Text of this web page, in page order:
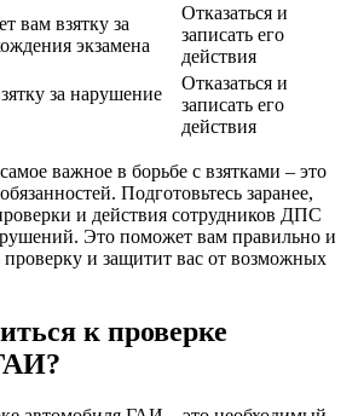
вам взятку за
экзамена
Отказаться и
записать его
действия
за нарушение
Отказаться и
записать его
действия
важное в борьбе с взятками – это
Подготовьтесь заранее,
и действия сотрудников ДПС
Это поможет вам правильно и
проверку и защитит вас от возможных
к проверке